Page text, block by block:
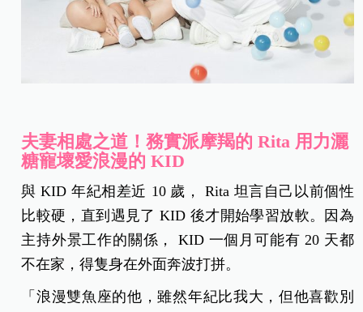
夫妻相處之道！務實派摩羯的 Rita 用力灑
糖寵壞愛浪漫的 KID
與 KID 年紀相差近 10 歲， Rita 坦言自己以前個性
比較硬，直到遇見了 KID 後才開始學習放軟。因為
主持外景工作的關係， KID 一個月可能有 20 天都
不在家，得隻身在外面奔波打拼。
「浪漫雙魚座的他，雖然年紀比我大，但他喜歡別